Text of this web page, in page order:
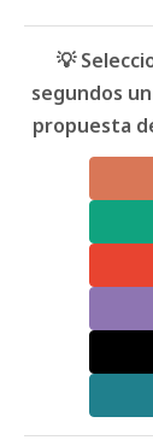
💡
segundos
propuesta